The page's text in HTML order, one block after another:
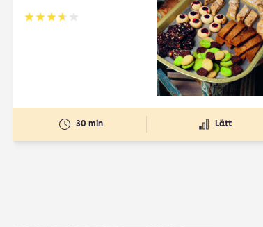
Betyg: 3.65 av 5
30 min Lätt